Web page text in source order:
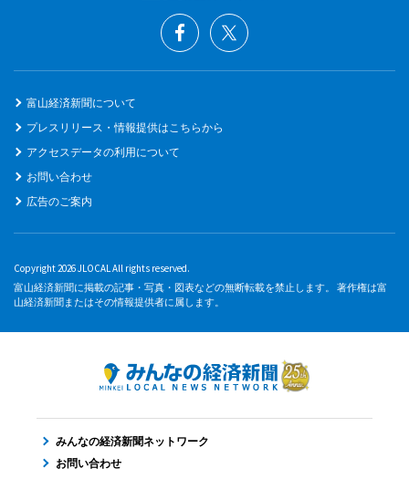
富山経済新聞について
プレスリリース・情報提供はこちらから
アクセスデータの利用について
お問い合わせ
広告のご案内
Copyright 2026 JLOCAL All rights reserved.
富山経済新聞に掲載の記事・写真・図表などの無断転載を禁止します。 著作権は富
山経済新聞またはその情報提供者に属します。
みんなの経済新聞ネットワーク
お問い合わせ